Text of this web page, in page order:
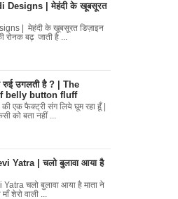
Designs | मेहंदी के खूबसूरत
| मेहंदी के खूबसूरत डिज़ाइन
रोनक बढ़ जाती है ...
रुई उगलती है ? | The
belly button fluff
एक फैक्ट्री संग लिये घूम रहा हूँ |
को बता नहीं ...
Yatra | चलो बुलावा आया है
चलो बुलावा आया है माता ने
शेरो वाली ...